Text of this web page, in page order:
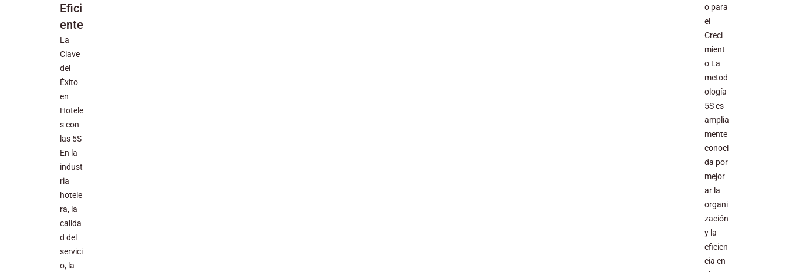
Efici
ente
La
Clave
del
Éxito
en
Hotele
s con
las 5S
En la
indust
ria
hotele
ra, la
calida
d del
servici
o, la
o para
el
Creci
mient
o La
metod
ología
5S es
amplia
mente
conoci
da por
mejor
ar la
organi
zación
y la
eficien
cia en